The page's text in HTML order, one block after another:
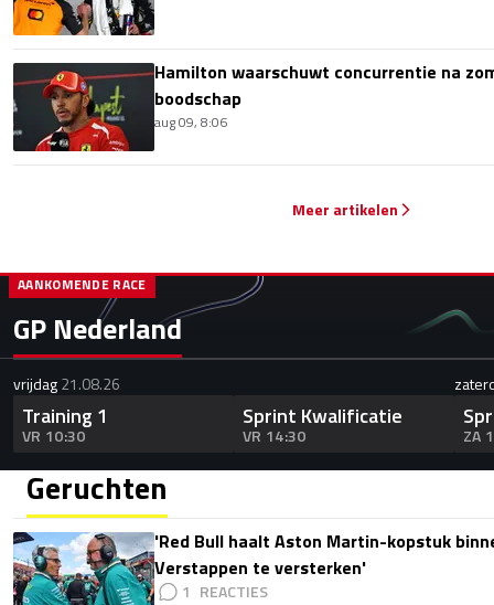
Hamilton waarschuwt concurrentie na
boodschap
aug 09, 8:06
Meer artikelen
GP Nederland
AANKOMENDE RACE
vrijdag21.08.26
Training 1
VR 10:30
Sprint Kwalificatie
VR 14:30 ZA
Geruchten
'Red Bull haalt Aston Martin-kopstuk
Verstappen te versterken'
1